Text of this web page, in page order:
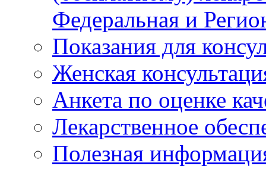
Федеральная и
Показания для
Женская
Анкета по оценке
Лекарственное
Полезная